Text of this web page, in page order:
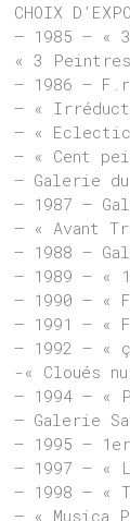
CHOIX
– 1985 – «
« 3
– 1986 –
– «
– «
– « Cent
– Galerie
– 1987 –
– « Avant
– 1988 –
– 1989 – «
– 1990 – «
– 1991 – «
– 1992 – «
-« Cloués
– 1994 – «
– Galerie
– 1995 –
– 1997 – «
– 1998 – «
– « Musica